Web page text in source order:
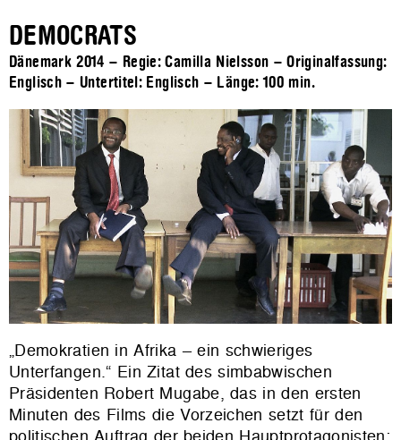
DEMOCRATS
Dänemark 2014 – Regie: Camilla Nielsson – Originalfassung:
Englisch – Untertitel: Englisch – Länge:100 min.
„Demokratien in Afrika – ein schwieriges
Unterfangen.“ Ein Zitat des simbabwischen
Präsidenten Robert Mugabe, das in den ersten
Minuten des Films die Vorzeichen setzt für den